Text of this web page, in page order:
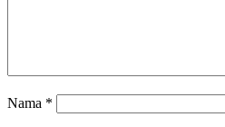
Nama *